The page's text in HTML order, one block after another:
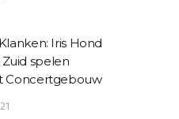
Iris Hond
spelen
Concertgebouw